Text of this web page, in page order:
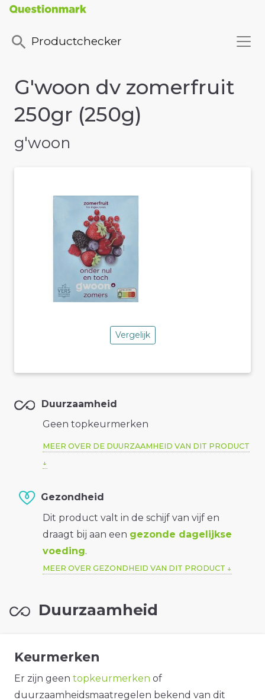
Productchecker
G'woon dv zomerfruit
250gr (250g)
g'woon
Vergelijk
Duurzaamheid
Geen topkeurmerken
MEER OVER DE DUURZAAMHEID VAN DIT PRODUCT
Gezondheid
Dit product valt in de schijf van vijf en
draagt bij aan een gezonde dagelijkse
voeding.
MEER OVER GEZONDHEID VAN DIT PRODUCT
Duurzaamheid
Keurmerken
Er zijn geen topkeurmerken of
duurzaamheidsmaatregelen bekend van dit